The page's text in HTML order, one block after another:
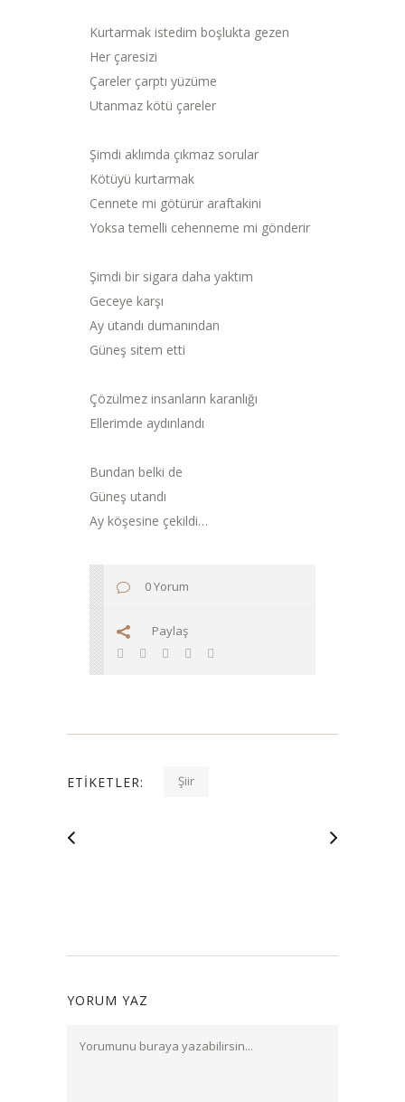
Kurtarmak istedim boşlukta gezen
Her çaresizi
Çareler çarptı yüzüme
Utanmaz kötü çareler
Şimdi aklımda çıkmaz sorular
Kötüyü kurtarmak
Cennete mi götürür araftakini
Yoksa temelli cehenneme mi gönderir
Şimdi bir sigara daha yaktım
Geceye karşı
Ay utandı dumanından
Güneş sitem etti
Çözülmez insanların karanlığı
Ellerimde aydınlandı
Bundan belki de
Güneş utandı
Ay köşesine çekildi…
0 Yorum
Paylaş
ETIKETLER: Şiir
YORUM YAZ